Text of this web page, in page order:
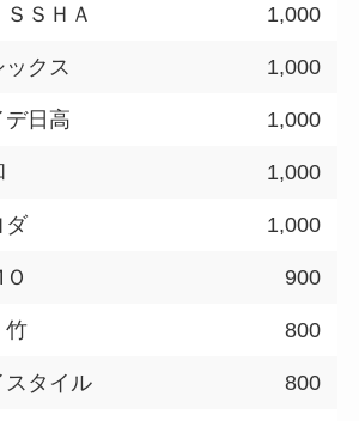
ＳＳＨＡ 1,000
ックス 1,000
デ日高 1,000
1,000
ダ 1,000
Ｏ 900
800
スタイル 800